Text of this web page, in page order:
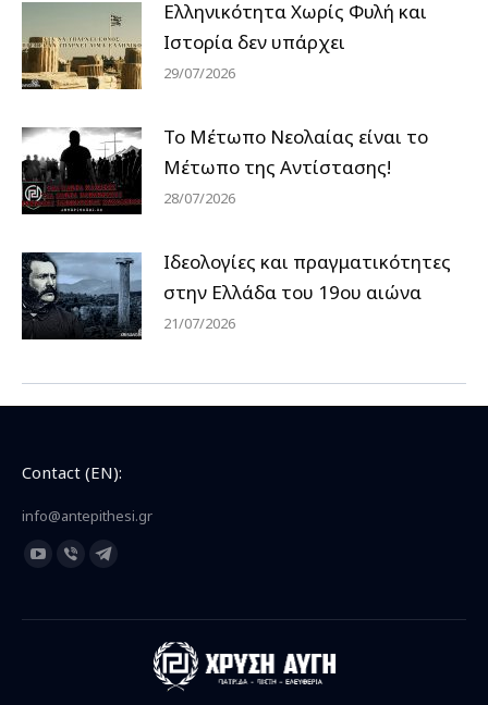
Ελληνικότητα Χωρίς Φυλή και
Ιστορία δεν υπάρχει
29/07/2026
Το Μέτωπο Νεολαίας είναι το
Μέτωπο της Αντίστασης!
28/07/2026
Ιδεολογίες και πραγματικότητες
στην Ελλάδα του 19ου αιώνα
21/07/2026
Contact (EN):
info@antepithesi.gr
Find us on:
YouTube
opens
Viber
opens
Telegram
opens